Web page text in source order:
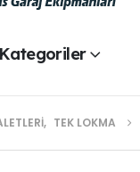
Kategoriler
, TEK LOKMA